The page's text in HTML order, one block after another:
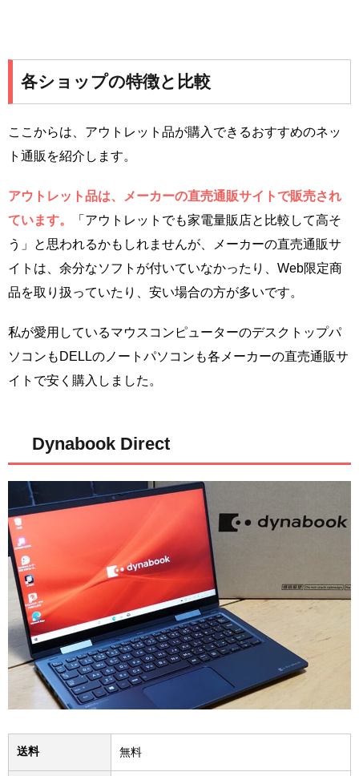
各ショップの特徴と比較
ここからは、アウトレット品が購入できるおすすめのネッ
ト通販を紹介します。
アウトレット品は、メーカーの直売通販サイトで販売され
ています。
「アウトレットでも家電量販店と比較して高そ
う」と思われるかもしれませんが、メーカーの直売通販サ
イトは、余分なソフトが付いていなかったり、Web限定商
品を取り扱っていたり、安い場合の方が多いです。
私が愛用しているマウスコンピューターのデスクトップパ
ソコンもDELLのノートパソコンも各メーカーの直売通販サ
イトで安く購入しました。
Dynabook Direct
送料 無料